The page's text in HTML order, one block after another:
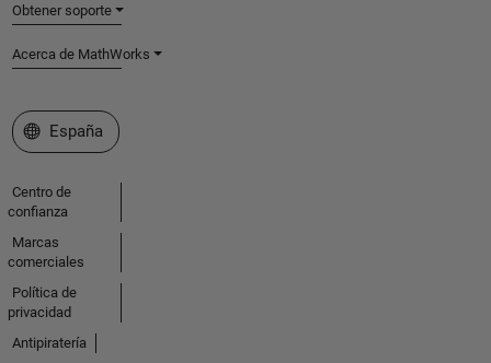
Obtener soporte
Acerca de MathWorks
Seleccione un país/idioma
España
Centro de
confianza
Marcas
comerciales
Política de
privacidad
Antipiratería